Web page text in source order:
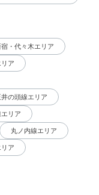
宿・代々木エリア
ア
の頭線エリア
リア
丸ノ内線エリア
ア